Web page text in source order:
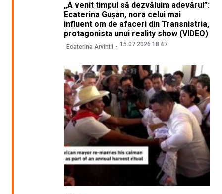
„A venit timpul să dezvăluim adevărul”:
Ecaterina Gușan, nora celui mai
influent om de afaceri din Transnistria,
protagonista unui reality show (VIDEO)
Ecaterina Arvintii 15.07.2026 18:47